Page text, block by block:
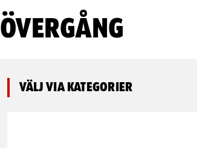
Övergång
Välj via kategorier